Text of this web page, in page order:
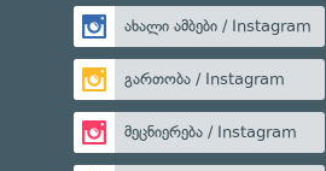
ახალი ამბები / Instagram
გართობა / Instagram
მეცნიერება / Instagram